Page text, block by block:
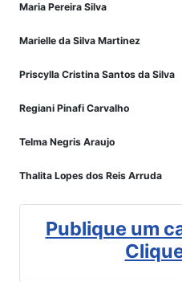
Maria Pereira Silva
Marielle da Silva Martinez
Priscylla Cristina Santos da Silva
Regiani Pinafi Carvalho
Telma Negris Araujo
Thalita Lopes dos Reis Arruda
Publique um